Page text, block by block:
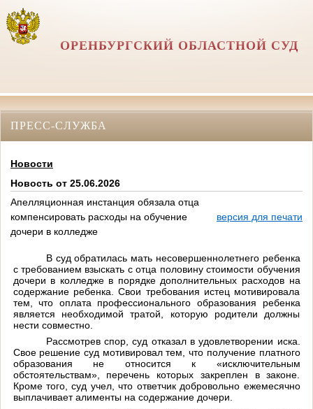
ОРЕНБУРГСКИЙ ОБЛАСТНОЙ СУД
ПРЕСС-СЛУЖБА
Новости
Новость от 25.06.2026
Апелляционная инстанция обязала отца
компенсировать расходы на обучение
дочери в колледже
версия для печати
В суд обратилась мать несовершеннолетнего ребенка
с требованием взыскать с отца половину стоимости обучения
дочери в колледже в порядке дополнительных расходов на
содержание ребенка. Свои требования истец мотивировала
тем, что оплата профессионального образования ребенка
является необходимой тратой, которую родители должны
нести совместно.
Рассмотрев спор, суд отказал в удовлетворении иска.
Свое решение суд мотивировал тем, что получение платного
образования не относится к «исключительным
обстоятельствам», перечень которых закреплен в законе.
Кроме того, суд учел, что ответчик добровольно ежемесячно
выплачивает алименты на содержание дочери.